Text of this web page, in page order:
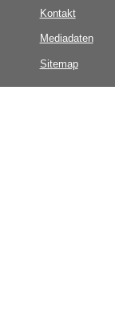
Kontakt
Mediadaten
Sitemap